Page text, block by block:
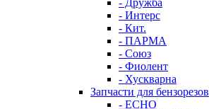
- Дружба
- Интерс
- Кит.
- ПАРМА
- Союз
- Фиолент
- Хускварна
Запчасти для бензорезов
- ECHO